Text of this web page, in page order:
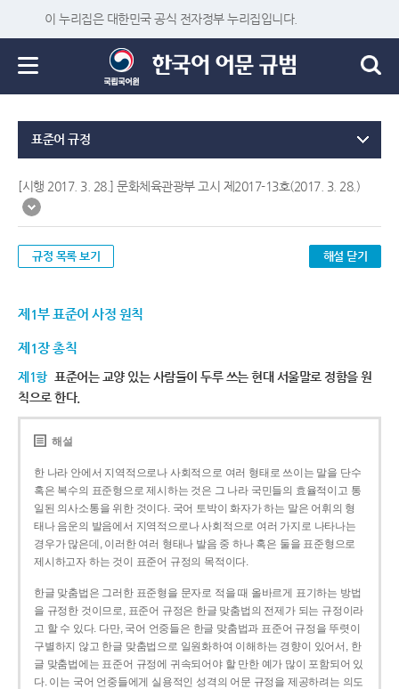
이 누리집은 대한민국 공식 전자정부 누리집입니다.
표준어 규정
[시행 2017. 3. 28.] 문화체육관광부 고시 제2017-13호(2017. 3. 28.)
규정 목록 보기 해설 닫기
제1부 표준어 사정 원칙
제1장 총칙
제1항 표준어는 교양 있는 사람들이 두루 쓰는 현대 서울말로 정함을 원
칙으로 한다.
해설
한 나라 안에서 지역적으로나 사회적으로 여러 형태로 쓰이는 말을 단수
혹은 복수의 표준형으로 제시하는 것은 그 나라 국민들의 효율적이고 통
일된 의사소통을 위한 것이다. 국어 토박이 화자가 하는 말은 어휘의 형
태나 음운의 발음에서 지역적으로나 사회적으로 여러 가지로 나타나는
경우가 많은데, 이러한 여러 형태나 발음 중 하나 혹은 둘을 표준형으로
제시하고자 하는 것이 표준어 규정의 목적이다.
한글 맞춤법은 그러한 표준형을 문자로 적을 때 올바르게 표기하는 방법
을 규정한 것이므로, 표준어 규정은 한글 맞춤법의 전제가 되는 규정이라
고 할 수 있다. 다만, 국어 언중들은 한글 맞춤법과 표준어 규정을 뚜렷이
구별하지 않고 한글 맞춤법으로 일원화하여 이해하는 경향이 있어서, 한
글 맞춤법에는 표준어 규정에 귀속되어야 할 만한 예가 많이 포함되어 있
다. 이는 국어 언중들에게 실용적인 성격의 어문 규정을 제공하려는 의도